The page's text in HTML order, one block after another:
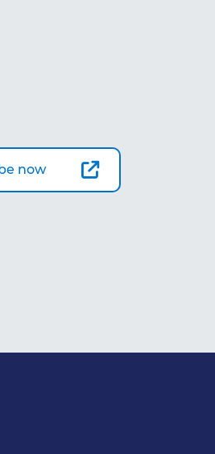
now